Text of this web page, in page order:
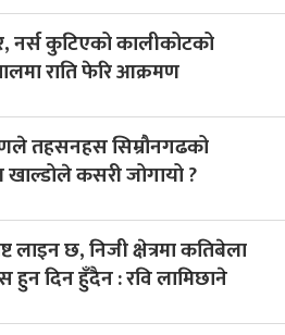
नर्स कुटिएको कालीकोटको
राति फेरि आक्रमण
तहसनहस सिम्रौनगढको
कसरी जोगायो ?
लाइन छ, निजी क्षेत्रमा कतिबेला
हुन दिन हुँदैन : रवि लामिछाने